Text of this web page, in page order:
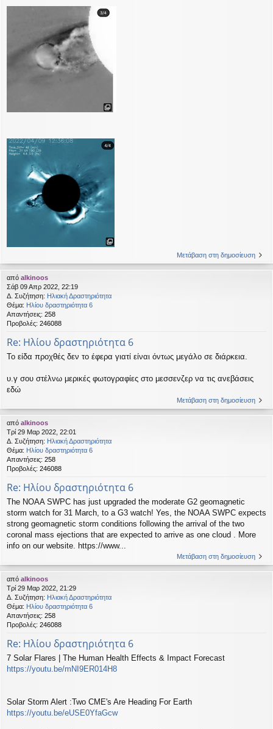
Μετάβαση στη δημοσίευση
από alkinoos
Σάβ 09 Απρ 2022, 22:19
Δ. Συζήτηση: Ηλιακή Δραστηριότητα
Θέμα: Ηλίου δραστηριότητα 6
Απαντήσεις: 258
Προβολές: 246088
Re: Ηλίου δραστηριότητα 6
Το είδα προχθές δεν το έφερα γιατί είναι όντως μεγάλο σε διάρκεια.
υ.γ σου στέλνω μερικές φωτογραφίες στο μεσσενζερ να τις ανεβάσεις
εδώ
Μετάβαση στη δημοσίευση
από alkinoos
Τρί 29 Μαρ 2022, 22:01
Δ. Συζήτηση: Ηλιακή Δραστηριότητα
Θέμα: Ηλίου δραστηριότητα 6
Απαντήσεις: 258
Προβολές: 246088
Re: Ηλίου δραστηριότητα 6
The NOAA SWPC has just upgraded the moderate G2 geomagnetic
storm watch for 31 March, to a G3 watch! Yes, the NOAA SWPC expects
strong geomagnetic storm conditions following the arrival of the two
coronal mass ejections that are expected to arrive as one cloud . More
info on our website. https://www...
Μετάβαση στη δημοσίευση
από alkinoos
Τρί 29 Μαρ 2022, 21:29
Δ. Συζήτηση: Ηλιακή Δραστηριότητα
Θέμα: Ηλίου δραστηριότητα 6
Απαντήσεις: 258
Προβολές: 246088
Re: Ηλίου δραστηριότητα 6
7 Solar Flares | The Human Health Effects & Impact Forecast
https://youtu.be/mNI9ER014H8
Solar Storm Alert :Two CME's Are Heading For Earth
https://youtu.be/eUSE0YfaGcw